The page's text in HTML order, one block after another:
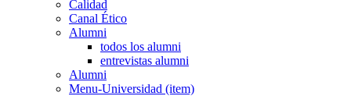
Calidad
Canal Ético
Alumni
todos los alumni
entrevistas alumni
Alumni
Menu-Universidad (item)